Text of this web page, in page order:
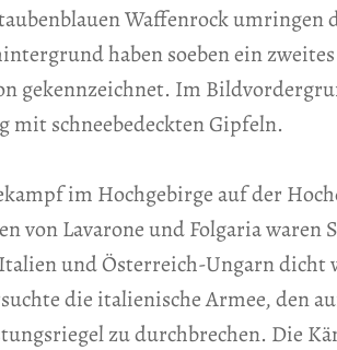
Waffenrock
haben soeben ein
gekennzeichnet. Im
schneebedeckten Gipfeln.
im Hochgebirge auf der
von Lavarone und Folgaria waren
und Österreich-Ungarn dicht
die italienische Armee, den
zu durchbrechen. Die